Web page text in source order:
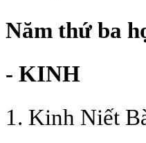
Năm thứ ba
- KINH
1. Kinh Niết